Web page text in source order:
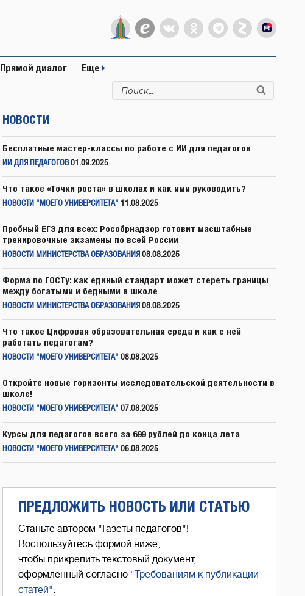
Прямой диалог Еще
Искать:
НОВОСТИ
Бесплатные мастер-классы по работе с ИИ для педагогов
ИИ ДЛЯ ПЕДАГОГОВ 01.09.2025
Что такое «Точки роста» в школах и как ими руководить?
НОВОСТИ "МОЕГО УНИВЕРСИТЕТА" 11.08.2025
Пробный ЕГЭ для всех: Рособрнадзор готовит масштабные
тренировочные экзамены по всей России
НОВОСТИ МИНИСТЕРСТВА ОБРАЗОВАНИЯ 08.08.2025
Форма по ГОСТу: как единый стандарт может стереть границы
между богатыми и бедными в школе
НОВОСТИ МИНИСТЕРСТВА ОБРАЗОВАНИЯ 08.08.2025
Что такое Цифровая образовательная среда и как с ней
работать педагогам?
НОВОСТИ "МОЕГО УНИВЕРСИТЕТА" 08.08.2025
Откройте новые горизонты исследовательской деятельности в
школе!
НОВОСТИ "МОЕГО УНИВЕРСИТЕТА" 07.08.2025
Курсы для педагогов всего за 699 рублей до конца лета
НОВОСТИ "МОЕГО УНИВЕРСИТЕТА" 06.08.2025
ПРЕДЛОЖИТЬ НОВОСТЬ ИЛИ СТАТЬЮ
Станьте автором "Газеты педагогов"!
Воспользуйтесь формой ниже,
чтобы прикрепить текстовый документ,
оформленный согласно "Требованиям к публикации
статей".